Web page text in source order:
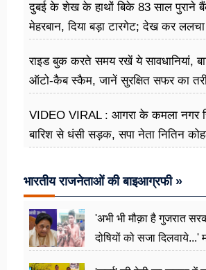
दुबई के शेख के हाथों बिके 83 साल पुराने
मेहरबान, दिया बड़ा टारगेट; देख कर
राइड बुक करते समय रखें ये सावधानियां,
ऑटो-कैब स्कैम, जानें सुरक्षित सफर का
VIDEO VIRAL : आगरा के कमला नगर
बारिश से धंसी सड़क, सपा नेता नितिन
भारतीय राजनेताओं की बाइआग्रफी »
'अभी भी मौक़ा है गुजरात
दोषियों को सजा दिलवाये...'